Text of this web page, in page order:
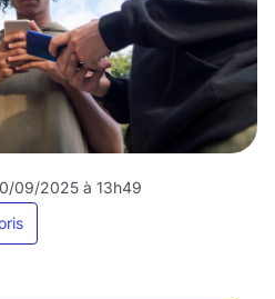
09/2025 à 13h49